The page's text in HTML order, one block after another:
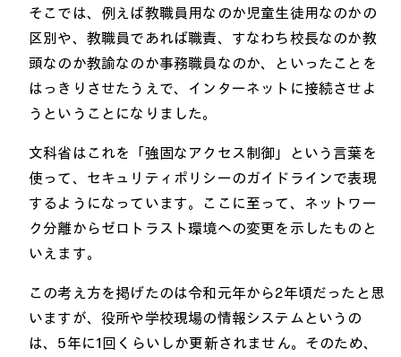
そこでは、例えば教職員用なのか児童生徒用なのかの
区別や、教職員であれば職責、すなわち校長なのか教
頭なのか教諭なのか事務職員なのか、といったことを
はっきりさせたうえで、インターネットに接続させよ
うということになりました。
文科省はこれを「強固なアクセス制御」という言葉を
使って、セキュリティポリシーのガイドラインで表現
するようになっています。ここに至って、ネットワー
ク分離からゼロトラスト環境への変更を示したものと
いえます。
この考え方を掲げたのは令和元年から2年頃だったと思
いますが、役所や学校現場の情報システムというの
は、5年に1回くらいしか更新されません。そのため、